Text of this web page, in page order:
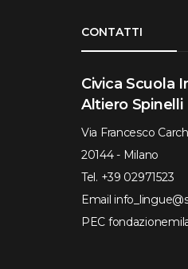
CONTATTI
Civica Scuola
Altiero Spinelli
Via Francesco
20144 - Milano
Tel. +39 02971523
Email
PEC